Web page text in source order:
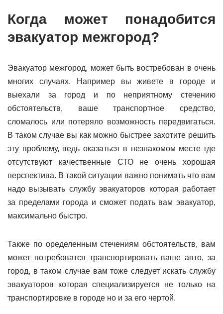
Когда может понадобится
эвакуатор межгород?
Эвакуатор межгород, может быть востребован в очень
многих случаях. Например вы живете в городе и
выехали за город и по неприятному стечению
обстоятельств, ваше транспортное средство,
сломалось или потеряло возможность передвигаться.
В таком случае вы как можно быстрее захотите решить
эту проблему, ведь оказаться в незнакомом месте где
отсутствуют качественные СТО не очень хорошая
перспектива. В такой ситуации важно понимать что вам
надо вызывать службу эвакуаторов которая работает
за пределами города и сможет подать вам эвакуатор,
максимально быстро.
Также по оределенным стечениям обстоятельств, вам
может потребоватся транспортировать ваше авто, за
город, в таком случае вам тоже следует искать службу
эвакуаторов которая специализируется не только на
транспортировке в городе но и за его чертой.